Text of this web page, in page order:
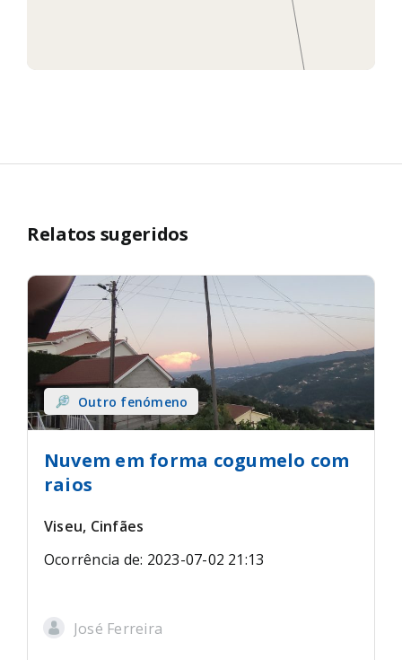
Relatos sugeridos
Outro fenómeno
Nuvem em forma cogumelo com
raios
Viseu, Cinfães
Ocorrência de: 2023-07-02 21:13
José Ferreira